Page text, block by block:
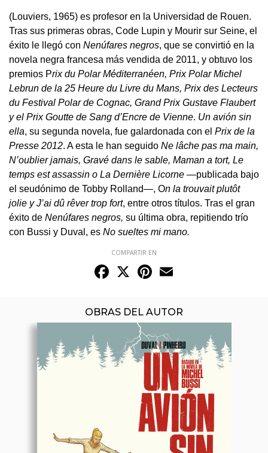
(Louviers, 1965) es profesor en la Universidad de Rouen.
Tras sus primeras obras, Code Lupin y Mourir sur Seine, el
éxito le llegó con Nenúfares negros, que se convirtió en la
novela negra francesa más vendida de 2011, y obtuvo los
premios Prix du Polar Méditerranéen, Prix Polar Michel
Lebrun de la 25 Heure du Livre du Mans, Prix des Lecteurs
du Festival Polar de Cognac, Grand Prix Gustave Flaubert
y el Prix Goutte de Sang d’Encre de Vienne. Un avión sin
ella, su segunda novela, fue galardonada con el Prix de la
Presse 2012. A esta le han seguido Ne lâche pas ma main,
N’oublier jamais, Gravé dans le sable, Maman a tort, Le
temps est assassin o La Dernière Licorne —publicada bajo
el seudónimo de Tobby Rolland—, On la trouvait plutôt
jolie y J’ai dû rêver trop fort, entre otros títulos. Tras el gran
éxito de Nenúfares negros, su última obra, repitiendo trío
con Bussi y Duval, es No sueltes mi mano.
COMPARTIR EN
Facebook
X Pinterest
OBRAS DEL AUTOR